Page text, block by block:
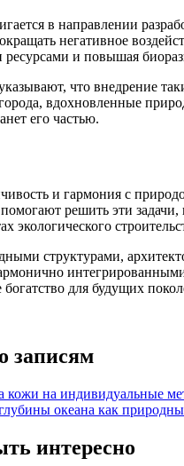
в направлении
негативное
и повышая
что внедрение
вдохновленные
его частью.
и гармония с
решить эти
экологического
структурами,
богатство для будущих
записям
на индивидуальные
океана как
интересно